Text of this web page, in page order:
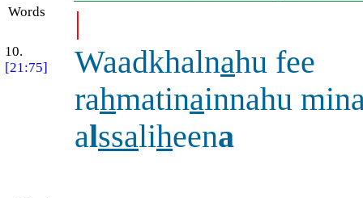
Words |
10.
[21:75]
Waadkhalnahu fee
rahmatinainnahu
alssaliheena